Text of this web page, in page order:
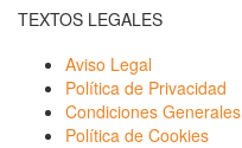
TEXTOS LEGALES
Aviso Legal
Política de Privacidad
Condiciones Generales
Política de Cookies